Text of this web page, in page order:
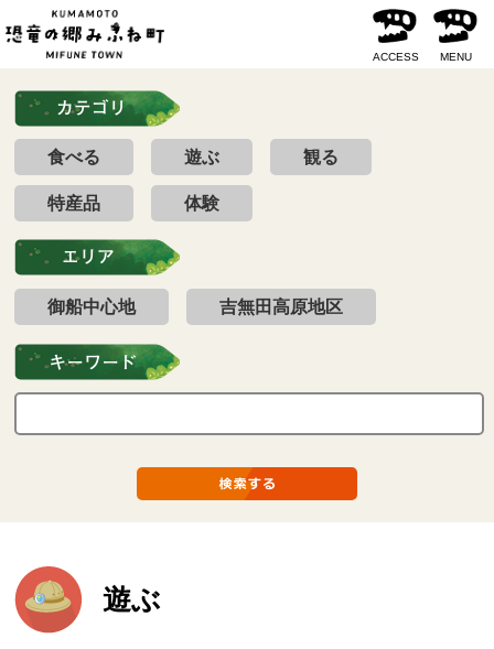
ACCESS MENU
食べる 遊ぶ 観る
特産品 体験
御船中心地 吉無田高原地区
遊ぶ